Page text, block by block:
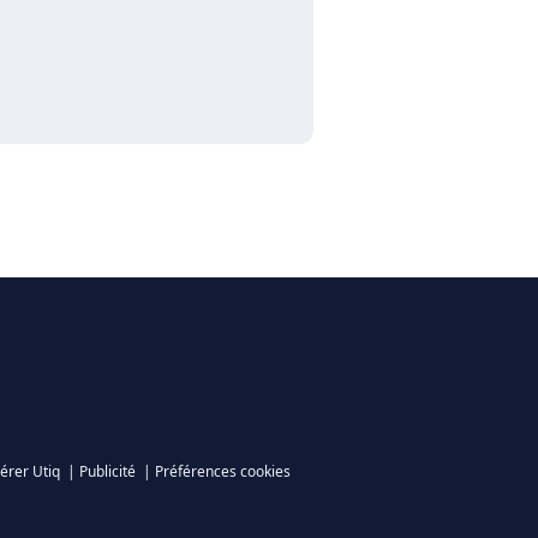
Utiq | Publicité | Préférences cookies